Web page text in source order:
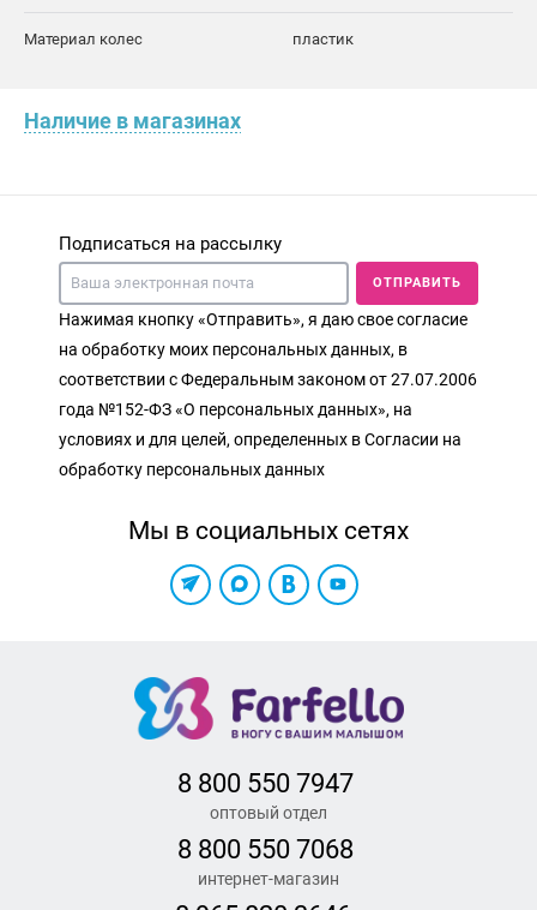
Материал колес пластик
Наличие в магазинах
Подписаться на рассылку
ОТПРАВИТЬ
Нажимая кнопку «Отправить», я даю свое согласие
на обработку моих персональных данных, в
соответствии с Федеральным законом от 27.07.2006
года №152-ФЗ «О персональных данных», на
условиях и для целей, определенных в Согласии на
обработку персональных данных
Мы в социальных сетях
8 800 550 7947
оптовый отдел
8 800 550 7068
интернет-магазин